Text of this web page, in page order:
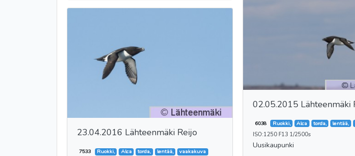
23.04.2016 Lähteenmäki Reijo
7533 Ruokki, Alca torda, lentää, vaakakuva
02.05.2015 Lähteenmäki
6038 Ruokki, Alca torda, lentää,
ISO:1250 F13 1/2500s
Uusikaupunki